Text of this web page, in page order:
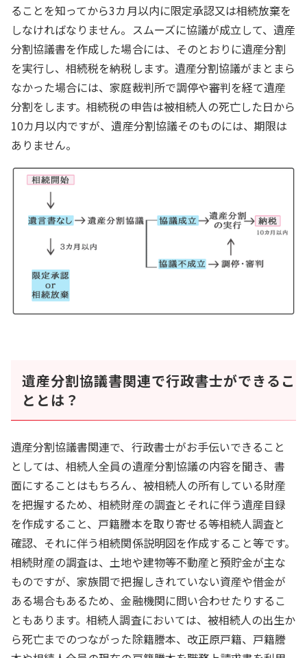
ることを知ってから3カ月以内に限定承認又は相続放棄を
しなければなりません。スムーズに協議が成立して、遺産
分割協議書を作成した場合には、そのとおりに遺産分割
を実行し、相続税を納税します。遺産分割協議がまとまら
なかった場合には、家庭裁判所で調停や審判を経て遺産
分割をします。相続税の申告は被相続人の死亡した日から
10カ月以内ですが、遺産分割協議そのものには、期限は
ありません。
遺産分割協議書関連で行政書士ができるこ
ととは？
遺産分割協議書関連で、行政書士がお手伝いできること
としては、相続人全員の遺産分割協議の内容を聞き、書
面にすることはもちろん、被相続人の所有している財産
を把握するため、相続財産の調査とそれに伴う遺産目録
を作成すること、戸籍謄本を取り寄せる等相続人調査と
確認、それに伴う相続関係説明図を作成すること等です。
相続財産の調査は、土地や建物等不動産と預貯金が主な
ものですが、家族間で把握しきれていない資産や借金が
ある場合もあるため、金融機関に問い合わせたりするこ
ともあります。相続人調査においては、被相続人の出生か
ら死亡までのつながった除籍謄本、改正原戸籍、戸籍謄